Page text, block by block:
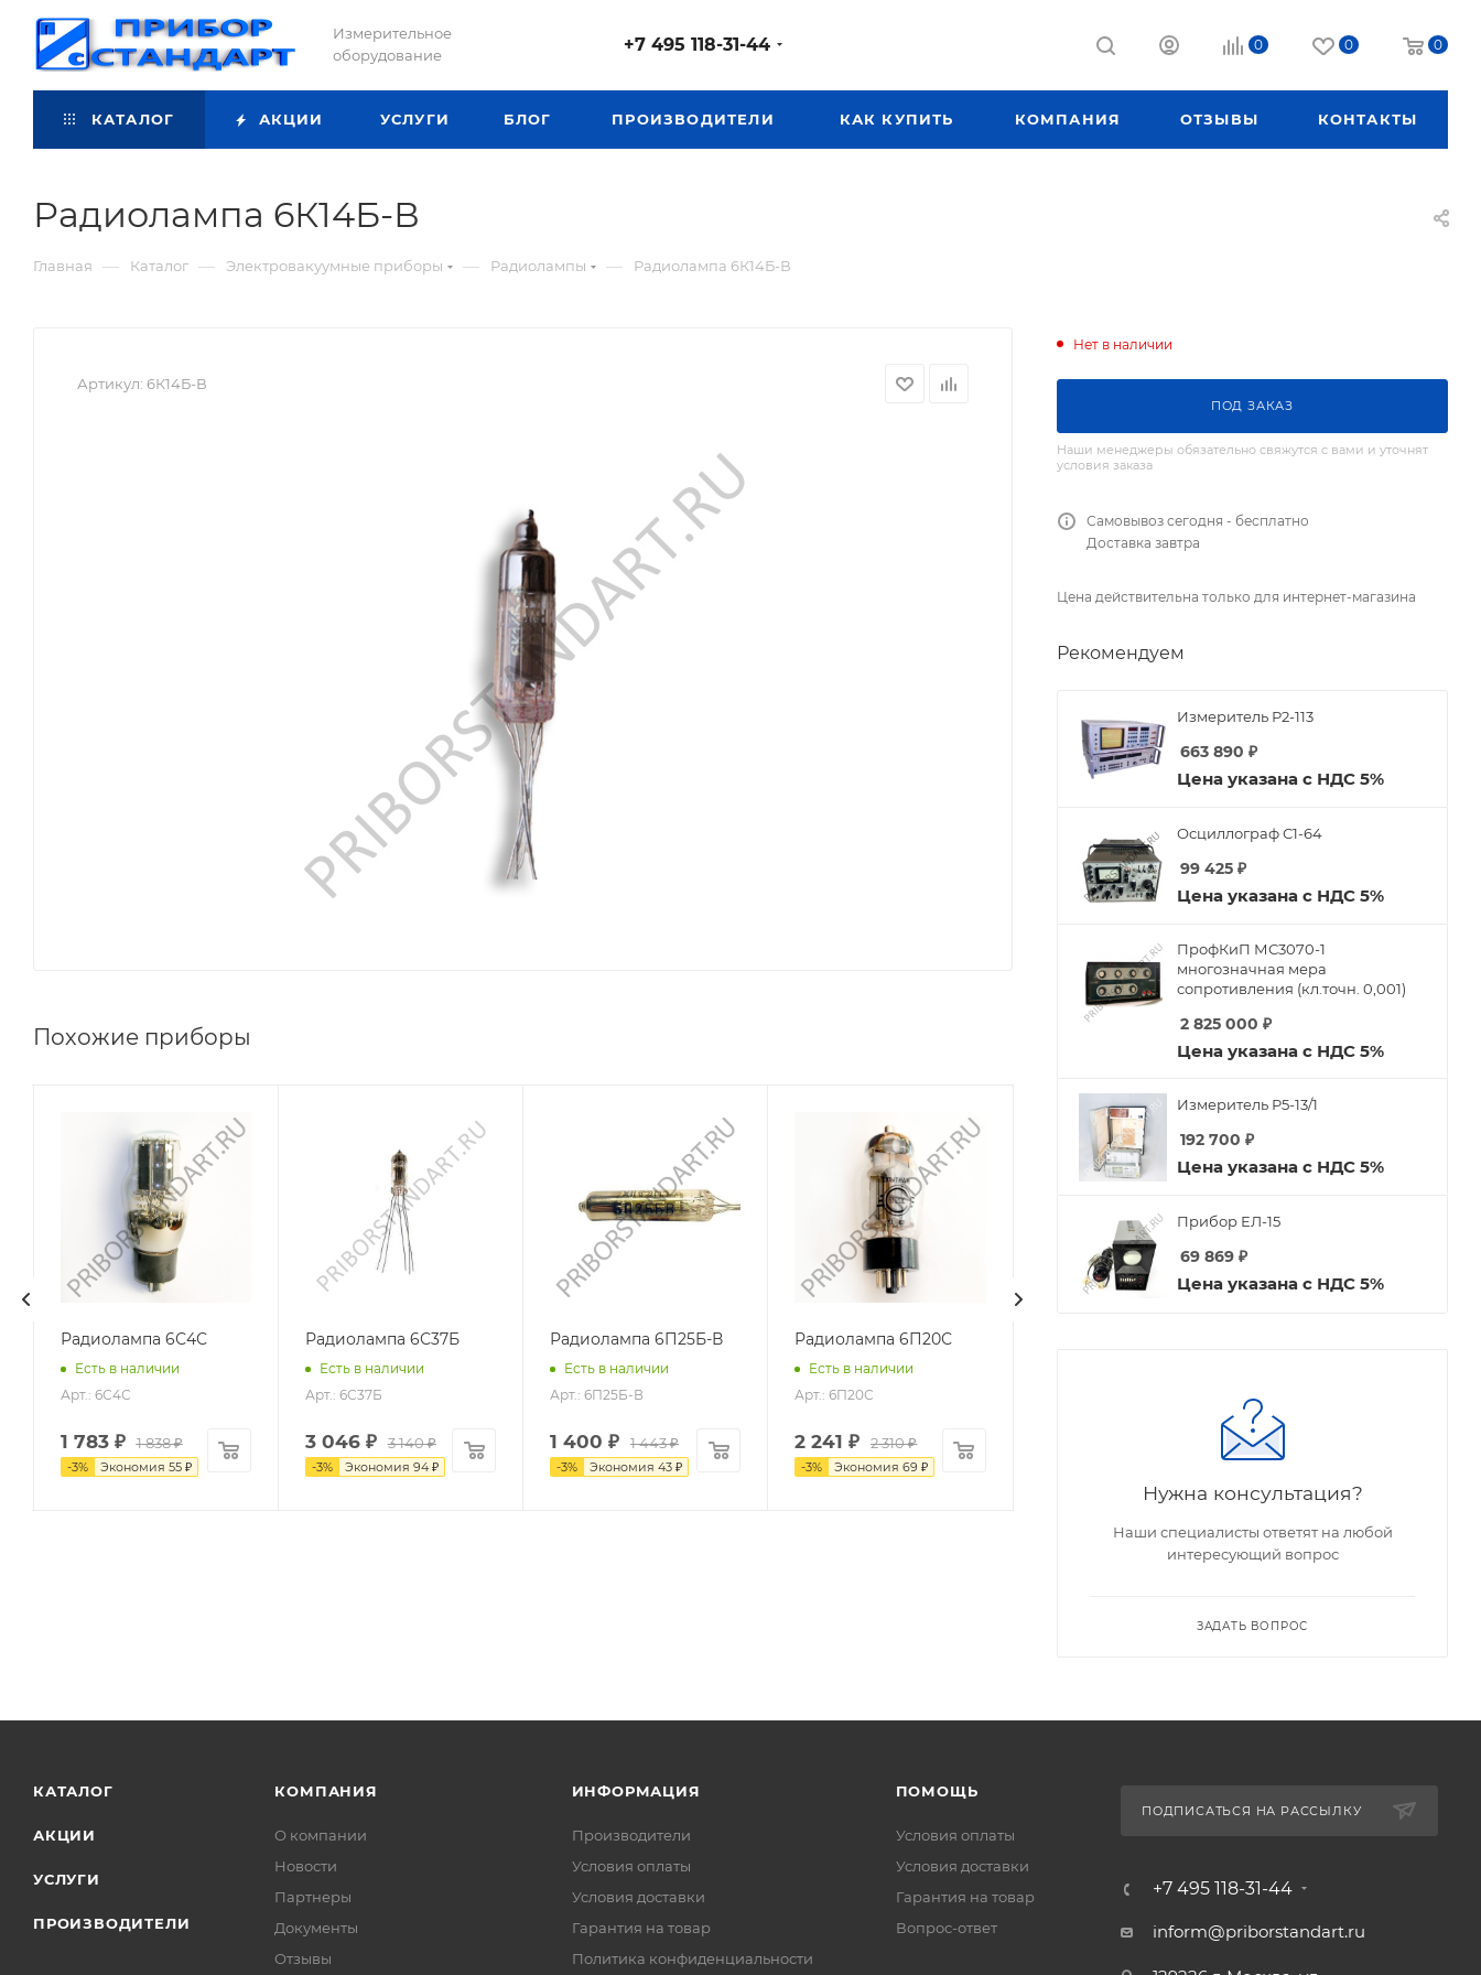
Измерительное
оборудование
+7 495 118-31-44 0 0 0
КАТАЛОГ АКЦИИ УСЛУГИ БЛОГ ПРОИЗВОДИТЕЛИ КАК КУПИТЬ КОМПАНИЯ ОТЗЫВЫ КОНТАКТЫ
Радиолампа 6К14Б-В
Главная — Каталог — Электровакуумные приборы — Радиолампы — Радиолампа 6К14Б-В
Артикул: 6К14Б-В
Похожие приборы
Радиолампа 6С4С
Есть в наличии
Арт.: 6С4С
1 783₽ 1 838₽
-3% Экономия 55₽
Радиолампа 6С37Б
Есть в наличии
Арт.: 6С37Б
3 046₽ 3 140₽
-3% Экономия 94₽
Радиолампа 6П25Б-В
Есть в наличии
Арт.: 6П25Б-В
1 400 ₽ 1 443₽
-3% Экономия 43 ₽
Радиолампа 6П20С
Есть в наличии
Арт.: 6П20С
2 241 ₽ 2 310₽
-3% Экономия 69 ₽
Нет в наличии
ПОД ЗАКАЗ
Наши менеджеры обязательно свяжутся с вами и уточнят
условия заказа
Самовывоз сегодня - бесплатно
Доставка завтра
Цена действительна только для интернет-магазина
Рекомендуем
Измеритель Р2-113
663 890 ₽
Цена указана с НДС 5%
Осциллограф С1-64
99 425 ₽
Цена указана с НДС 5%
ПрофКиП МС3070-1
многозначная мера
сопротивления (кл.точн. 0,001)
2 825 000 ₽
Цена указана с НДС 5%
Измеритель Р5-13/1
192 700 ₽
Цена указана с НДС 5%
Прибор ЕЛ-15
69 869 ₽
Цена указана с НДС 5%
Нужна консультация?
Наши специалисты ответят на любой
интересующий вопрос
ЗАДАТЬ ВОПРОС
КАТАЛОГ
АКЦИИ
УСЛУГИ
ПРОИЗВОДИТЕЛИ
КОМПАНИЯ
О компании
Новости
Партнеры
Документы
Отзывы
ИНФОРМАЦИЯ
Производители
Условия оплаты
Условия доставки
Гарантия на товар
Политика конфиденциальности
ПОМОЩЬ
Условия оплаты
Условия доставки
Гарантия на товар
Вопрос-ответ
ПОДПИСАТЬСЯ НА РАССЫЛКУ
+7 495 118-31-44
inform@priborstandart.ru